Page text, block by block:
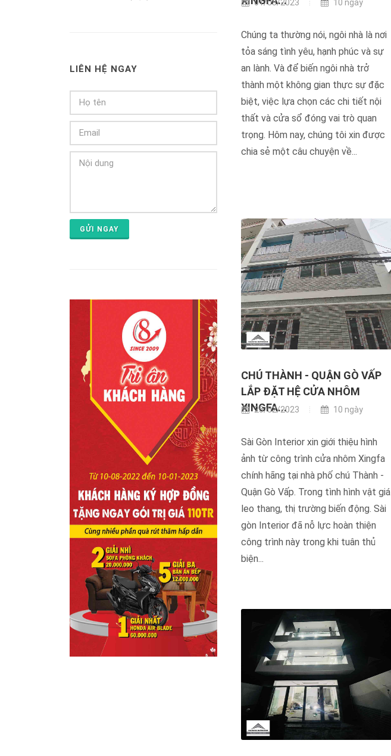
01/08/2023 10 ngày
Chúng ta thường nói, ngôi nhà là nơi
tỏa sáng tình yêu, hạnh phúc và sự
an lành. Và để biến ngôi nhà trở
thành một không gian thực sự đặc
biệt, việc lựa chọn các chi tiết nội
thất và cửa sổ đóng vai trò quan
trọng. Hôm nay, chúng tôi xin được
chia sẻ một câu chuyện về...
CHÚ THÀNH - QUẬN GÒ VẤP
LẮP ĐẶT HỆ CỬA NHÔM
XINGFA...
25/02/2023 10 ngày
Sài Gòn Interior xin giới thiệu hình
ảnh từ công trình cửa nhôm Xingfa
chính hãng tại nhà phố chú Thành -
Quận Gò Vấp. Trong tình hình vật giá
leo thang, thị trường biến động. Sài
gòn Interior đã nỗ lực hoàn thiện
công trình này trong khi tuân thủ
biện...
Phát Số Tám
LIÊN HỆ NGAY
GỬI NGAY